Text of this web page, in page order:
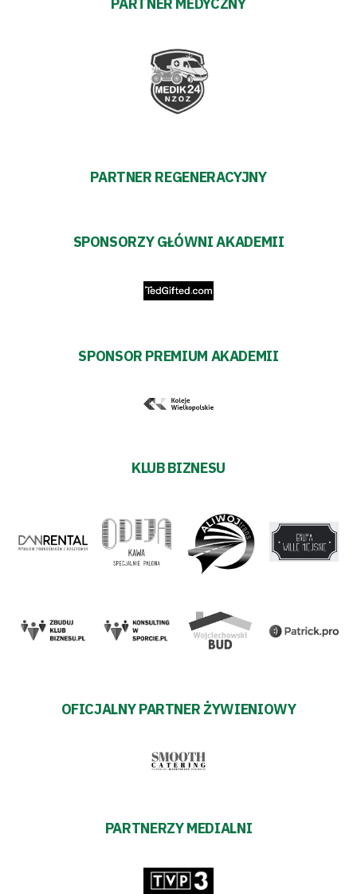
PARTNER MEDYCZNY
PARTNER REGENERACYJNY
SPONSORZY GŁÓWNI AKADEMII
SPONSOR PREMIUM AKADEMII
KLUB BIZNESU
OFICJALNY PARTNER ŻYWIENIOWY
PARTNERZY MEDIALNI